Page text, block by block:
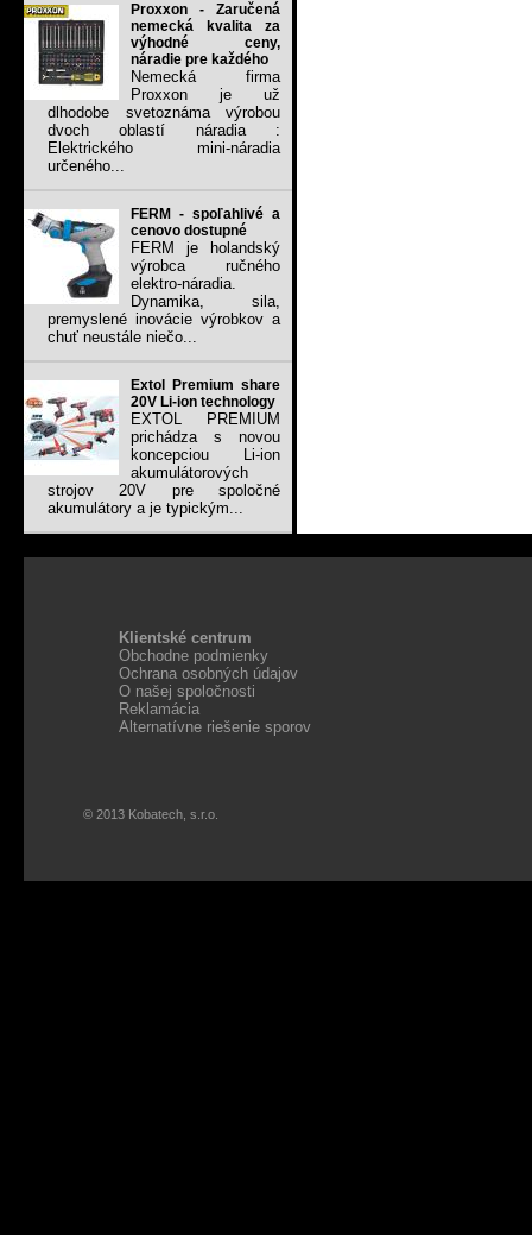
Proxxon - Zaručená
nemecká kvalita za
výhodné ceny,
náradie pre každého
Nemecká firma
Proxxon je už
dlhodobe svetoznáma výrobou
dvoch oblastí náradia :
Elektrického mini-náradia
určeného...
FERM - spoľahlivé a
cenovo dostupné
FERM je holandský
výrobca ručného
elektro-náradia.
Dynamika, sila,
premyslené inovácie výrobkov a
chuť neustále niečo...
Extol Premium share
20V Li-ion technology
EXTOL PREMIUM
prichádza s novou
koncepciou Li-ion
akumulátorových
strojov 20V pre spoločné
akumulátory a je typickým...
Klientské centrum
Obchodne podmienky
Ochrana osobných údajov
O našej spoločnosti
Reklamácia
Alternatívne riešenie sporov
© 2013 Kobatech, s.r.o.